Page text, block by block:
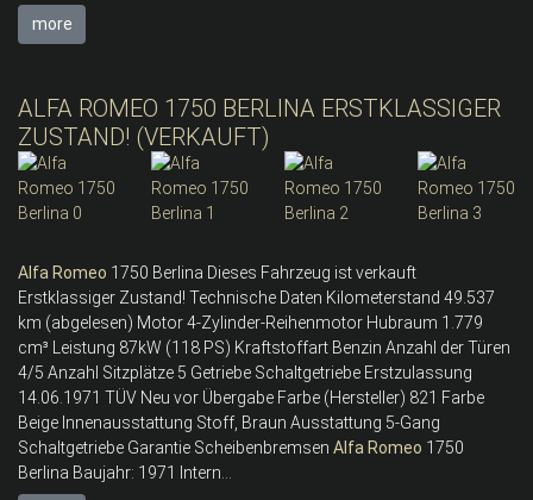
more
ALFA ROMEO 1750 BERLINA ERSTKLASSIGER
ZUSTAND! (VERKAUFT)
Alfa Romeo 1750 Berlina Dieses Fahrzeug ist verkauft
Erstklassiger Zustand! Technische Daten Kilometerstand 49.537
km (abgelesen) Motor 4-Zylinder-Reihenmotor Hubraum 1.779
cm³ Leistung 87kW (118 PS) Kraftstoffart Benzin Anzahl der Türen
4/5 Anzahl Sitzplätze 5 Getriebe Schaltgetriebe Erstzulassung
14.06.1971 TÜV Neu vor Übergabe Farbe (Hersteller) 821 Farbe
Beige Innenausstattung Stoff, Braun Ausstattung 5-Gang
Schaltgetriebe Garantie Scheibenbremsen Alfa Romeo 1750
Berlina Baujahr: 1971 Intern...